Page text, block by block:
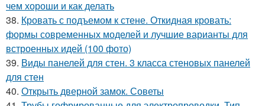
чем хороши и как делать
38. Кровать с подъемом к стене. Откидная кровать:
формы современных моделей и лучшие варианты для
встроенных идей (100 фото)
39. Виды панелей для стен. 3 класса стеновых панелей
для стен
40. Открыть дверной замок. Советы